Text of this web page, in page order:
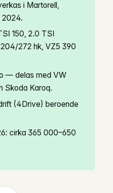
i Martorell,
2024.
150, 2.0 TSI
272 hk, VZ5 390
— delas med VW
Skoda Karoq.
(4Drive) beroende
cirka 365 000–650